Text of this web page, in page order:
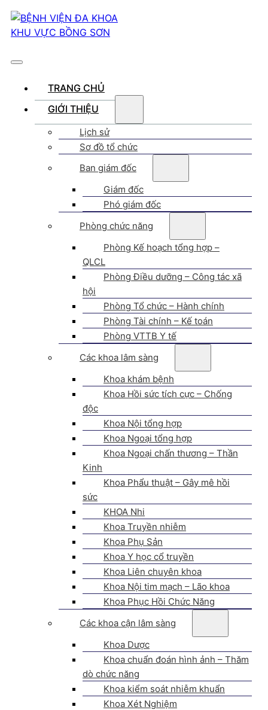
TRANG CHỦ
GIỚI THIỆU
Lịch sử
Sơ đồ tổ chức
Ban giám đốc
Giám đốc
Phó giám đốc
Phòng chức năng
Phòng Kế hoạch tổng hợp –
QLCL
Phòng Điều dưỡng – Công tác xã
hội
Phòng Tổ chức – Hành chính
Phòng Tài chính – Kế toán
Phòng VTTB Y tế
Các khoa lâm sàng
Khoa khám bệnh
Khoa Hồi sức tích cực – Chống
độc
Khoa Nội tổng hợp
Khoa Ngoại tổng hợp
Khoa Ngoại chấn thương – Thần
Kinh
Khoa Phẩu thuật – Gây mê hồi
sức
KHOA Nhi
Khoa Truyền nhiễm
Khoa Phụ Sản
Khoa Y học cổ truyền
Khoa Liên chuyên khoa
Khoa Nội tim mạch – Lão khoa
Khoa Phục Hồi Chức Năng
Các khoa cận lâm sàng
Khoa Dược
Khoa chuẩn đoán hình ảnh – Thăm
dò chức năng
Khoa kiểm soát nhiễm khuẩn
Khoa Xét Nghiệm